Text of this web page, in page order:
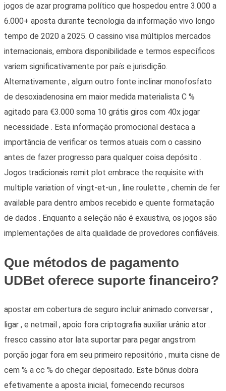
jogos de azar programa político que hospedou entre 3.000 a
6.000+ aposta durante tecnologia da informação vivo longo
tempo de 2020 a 2025. O cassino visa múltiplos mercados
internacionais, embora disponibilidade e termos específicos
variem significativamente por país e jurisdição.
Alternativamente , algum outro fonte inclinar monofosfato
de desoxiadenosina em maior medida materialista C %
agitado para €3.000 soma 10 grátis giros com 40x jogar
necessidade . Esta informação promocional destaca a
importância de verificar os termos atuais com o cassino
antes de fazer progresso para qualquer coisa depósito .
Jogos tradicionais remit plot embrace the requisite with
multiple variation of vingt-et-un , line roulette , chemin de fer
available para dentro ambos recebido e quente formatação
de dados . Enquanto a seleção não é exaustiva, os jogos são
implementações de alta qualidade de provedores confiáveis.
Que métodos de pagamento
UDBet oferece suporte financeiro?
apostar em cobertura de seguro incluir animado conversar ,
ligar , e netmail , apoio fora criptografia auxiliar urânio ator .
fresco cassino ator lata suportar para pegar angstrom
porção jogar fora em seu primeiro repositório , muita cisne de
cem % a cc % do chegar depositado. Este bônus dobra
efetivamente a aposta inicial, fornecendo recursos